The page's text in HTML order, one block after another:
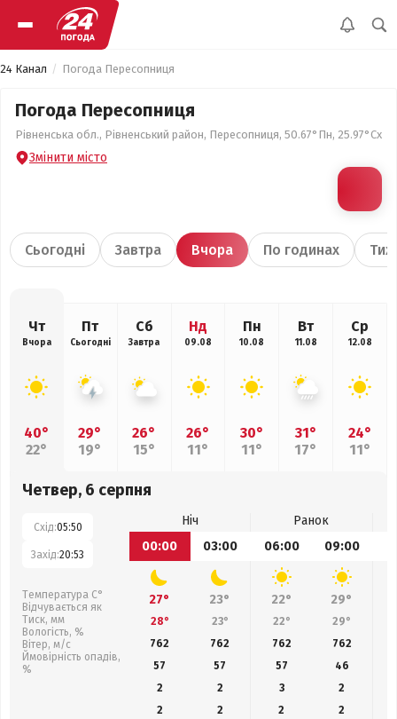
24 Канал Погода Пересопниця
Погода Пересопниця
Рівненська обл., Рівненський район, Пересопниця, 50.67°Пн, 25.97°Сх
Змінити місто
Сьогодні Завтра Вчора По годинах
Чт
Вчора
40°
22°
Пт
Сьогодні
29°
19°
Сб
Завтра
26°
15°
Нд
09.08
26°
11°
Пн
10.08
30°
11°
Вт
11.08
31°
17°
Ср
12.08
24°
11°
Четвер, 6 серпня
Схід:05:50
Захід:20:53
Температура С°
Відчувається як
Тиск, мм
Вологість, %
Вітер, м/с
Ймовірність опадів,
%
Ніч
Ранок
00:00
03:00 06:00 09:00
27° 23° 22° 29°
28° 23° 22° 29°
762
762 762 762
57
57 57
46
2
2 3
2
2
2 2 2